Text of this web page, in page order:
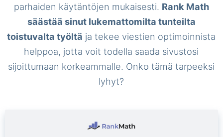
parhaiden käytäntöjen mukaisesti. Rank Math
säästää sinut lukemattomilta tunteilta
toistuvalta työltä ja tekee viestien optimoinnista
helppoa, jotta voit todella saada sivustosi
sijoittumaan korkeammalle. Onko tämä tarpeeksi
lyhyt?